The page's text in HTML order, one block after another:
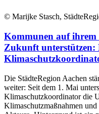
© Marijke Stasch,
Kommunen auf ihrem
Zukunft unterstützen:
Die StädteRegion Aachen
weiter: Seit dem 1. Mai
Klimaschutzkoordinator die
Klimaschutzmaßnahmen